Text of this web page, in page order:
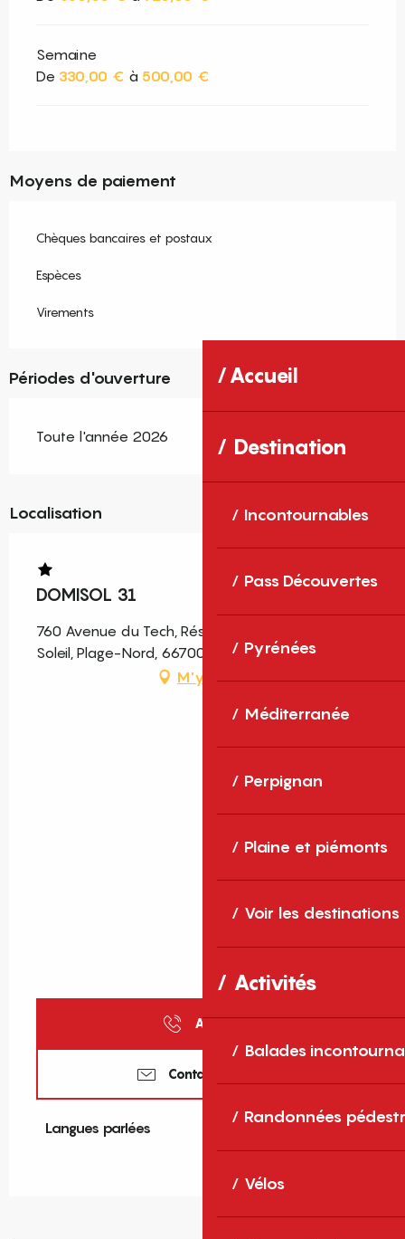
Accueil
Destination
Incontournables
Pass Découvertes
Pyrénées
Méditerranée
Perpignan
Plaine et piémonts
Voir les destinations
Activités
Balades
Randonnées
Vélos
Semaine
De 330,00 € à 500,00 €
Moyens de paiement
Chèques bancaires et postaux
Espèces
Virements
Périodes d'ouverture
Toute l'année 2026
Localisation
DOMISOL 31
760 Avenue du Tech, Résidence Hameau au
Soleil, Plage-Nord, 66700 Argelès-sur-Mer
M'y rendre
Appeler
Contactez-nous
Langues parlées
Langues parlées